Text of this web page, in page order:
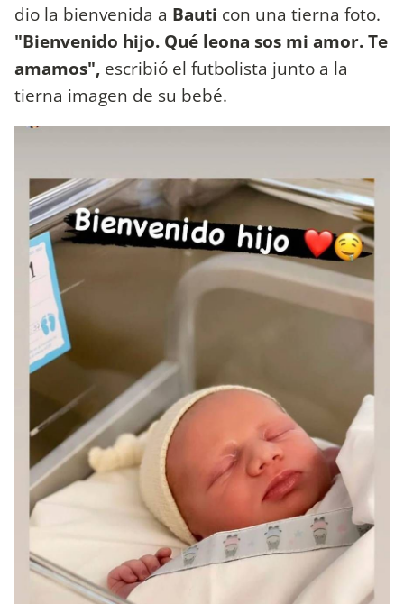
dio la bienvenida a Bauti con una tierna foto.
"Bienvenido hijo. Qué leona sos mi amor. Te
amamos", escribió el futbolista junto a la
tierna imagen de su bebé.